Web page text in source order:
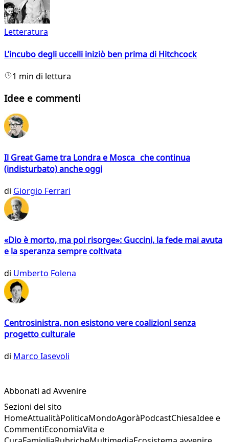
Letteratura
L’incubo degli uccelli iniziò ben prima di Hitchcock
1 min di lettura
Idee e commenti
Il Great Game tra Londra e Mosca che continua
(indisturbato) anche oggi
di Giorgio Ferrari
«Dio è morto, ma poi risorge»: Guccini, la fede mai avuta
e la speranza sempre coltivata
di Umberto Folena
Centrosinistra, non esistono vere coalizioni senza
progetto culturale
di Marco Iasevoli
Abbonati ad Avvenire
Sezioni del sito
HomeAttualitàPoliticaMondoAgoràPodcastChiesaIdee e
CommentiEconomiaVita e